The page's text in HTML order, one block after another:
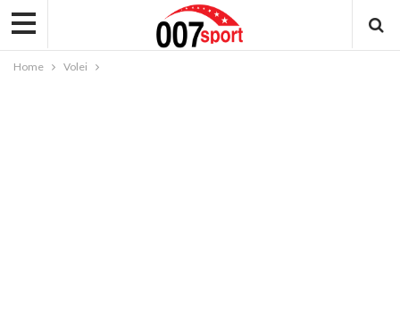
Home Volei